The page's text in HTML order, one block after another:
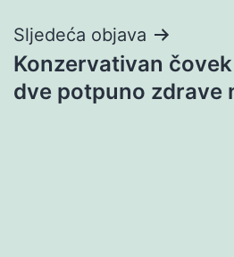
Sljedeća objava
Konzervativan
dve potpuno zdrave